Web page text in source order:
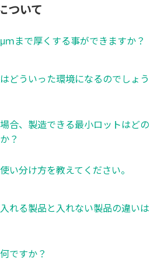
ついて
ｍまで厚くする事ができますか？
どういった環境になるのでしょう
合、製造できる最小ロットはどの
？
い分け方を教えてください。
れる製品と入れない製品の違いは
ですか？